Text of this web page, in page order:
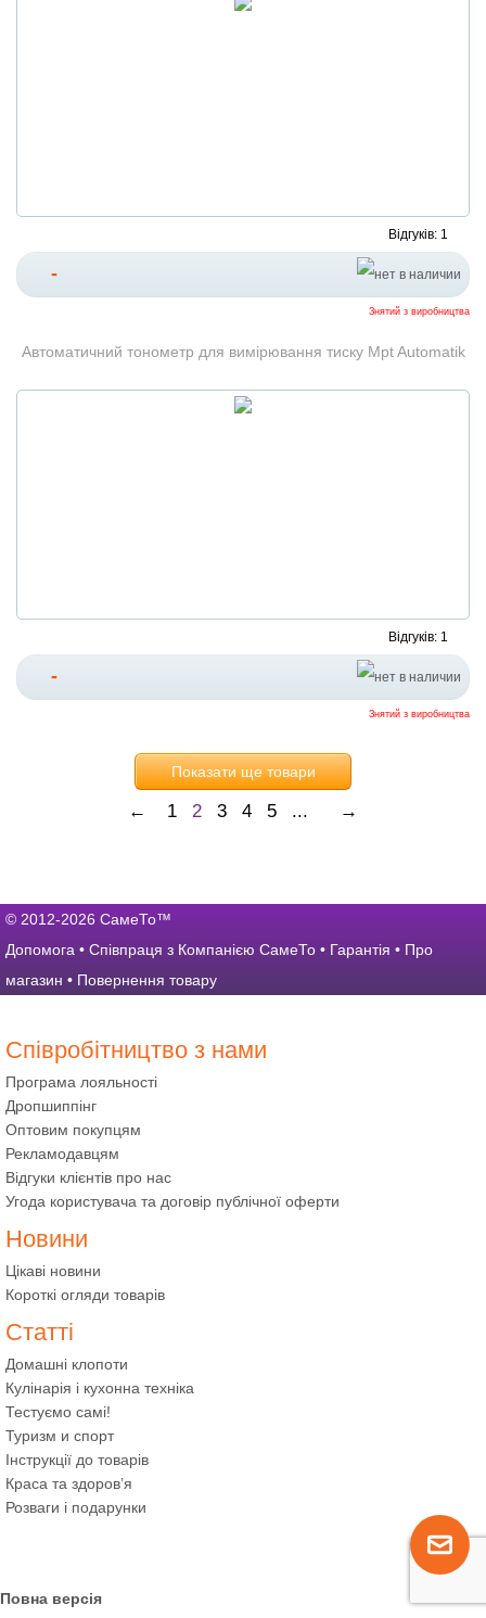
Відгуків: 1
-
Знятий з виробництва
Автоматичний тонометр для вимірювання тиску Mpt Automatik
Відгуків: 1
-
Знятий з виробництва
Показати ще товари
← 1 2 3 4 5 ... →
© 2012-2026 СамеТо™
Допомога • Співпраця з Компанією СамеТо • Гарантія • Про
магазин • Повернення товару
Співробітництво з нами
Програма лояльності
Дропшиппінг
Оптовим покупцям
Рекламодавцям
Відгуки клієнтів про нас
Угода користувача та договір публічної оферти
Новини
Цікаві новини
Короткі огляди товарів
Статті
Домашні клопоти
Кулінарія і кухонна техніка
Тестуємо самі!
Туризм и спорт
Інструкції до товарів
Краса та здоров’я
Розваги і подарунки
Повна версія